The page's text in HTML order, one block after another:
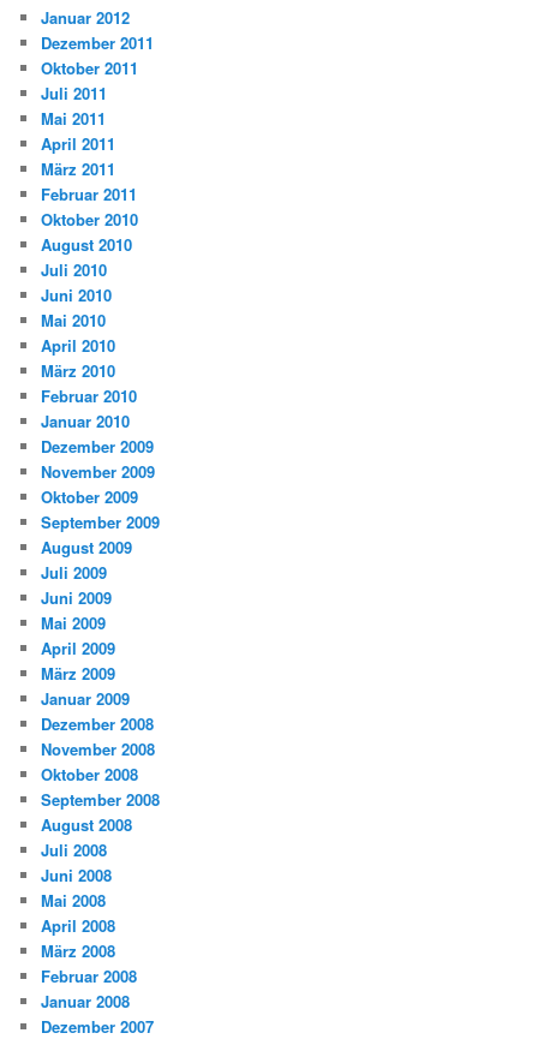
Januar 2012
Dezember 2011
Oktober 2011
Juli 2011
Mai 2011
April 2011
März 2011
Februar 2011
Oktober 2010
August 2010
Juli 2010
Juni 2010
Mai 2010
April 2010
März 2010
Februar 2010
Januar 2010
Dezember 2009
November 2009
Oktober 2009
September 2009
August 2009
Juli 2009
Juni 2009
Mai 2009
April 2009
März 2009
Januar 2009
Dezember 2008
November 2008
Oktober 2008
September 2008
August 2008
Juli 2008
Juni 2008
Mai 2008
April 2008
März 2008
Februar 2008
Januar 2008
Dezember 2007